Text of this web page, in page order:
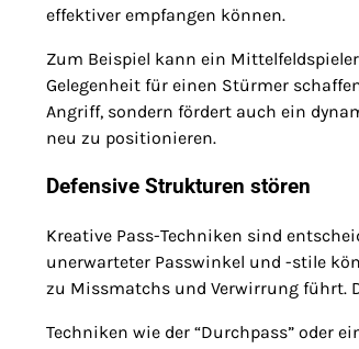
effektiver empfangen können.
Zum Beispiel kann ein
Gelegenheit für einen Stürmer
Angriff, sondern fördert auch ein
neu zu positionieren.
Defensive Strukturen stören
Kreative Pass-Techniken sind
unerwarteter Passwinkel und -stile
zu Missmatchs und Verwirrung führt.
Techniken wie der “Durchpass” oder